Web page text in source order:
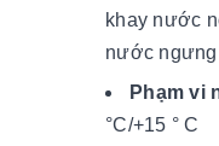
khay nước
nước ngưng
Phạm vi
°C/+15 ° C